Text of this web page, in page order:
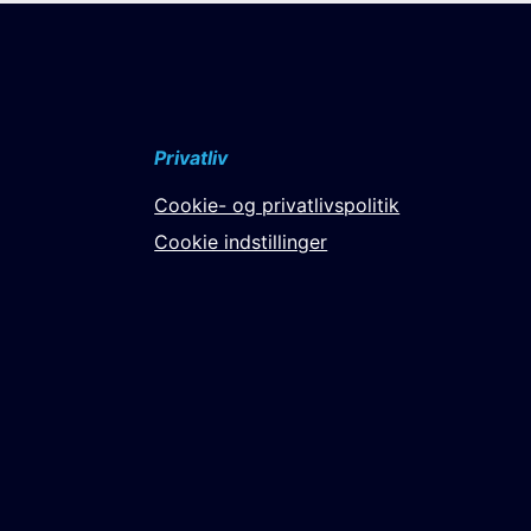
Privatliv
Cookie- og privatlivspolitik
Cookie indstillinger